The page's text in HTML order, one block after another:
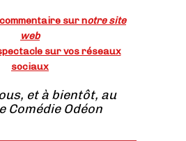
sur notre site
web
sur vos réseaux
sociaux
et à bientôt, au
Comédie Odéon